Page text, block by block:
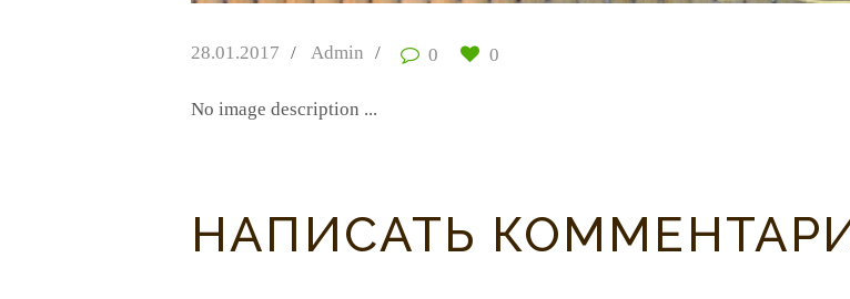
28.01.2017 Admin 0 0
No image description ...
НАПИСАТЬ